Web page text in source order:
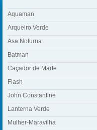
Aquaman
Arqueiro Verde
Asa Noturna
Batman
Caçador de Marte
Flash
John Constantine
Lanterna Verde
Mulher-Maravilha